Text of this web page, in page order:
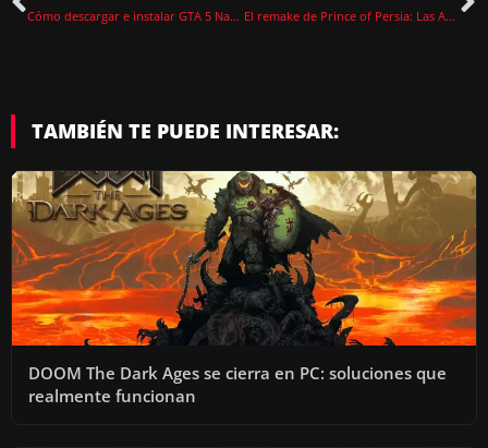
Cómo descargar e instalar GTA 5 NaturalVision Enhanced Mod paso a paso El remake de Prince of Persia: Las Arenas del Tiempo llegará antes de abril de 2026
TAMBIÉN TE PUEDE INTERESAR:
DOOM The Dark Ages se cierra en PC: soluciones que
realmente funcionan